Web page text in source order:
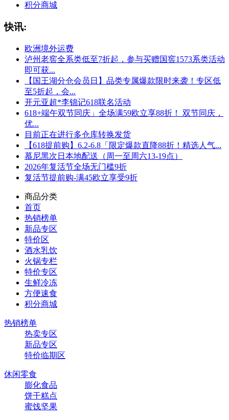
积分商城
快讯:
欧洲境外运费
泸州老窖全系类低至7折起，参与买赠国窖1573系类活动
即可获...
【国王湖分仓会员日】品类专属爆款限时来袭！专区低
至5折起，会...
开元亚超*李锦记618联名活动
618+端午双节同庆」全场满59欧立享88折！ 双节同庆，
优...
目前正在进行多仓库转换发货
【618提前购】6.2-6.8「限定爆款直降88折！精选人气...
慕尼黑次日本地配送（周一至周六13-19点）
2026年复活节全场无门槛9折
复活节提前购-满45欧立享受9折
商品分类
首页
热销榜单
新品专区
特价区
酒水乳饮
火锅专栏
特价专区
生鲜冷冻
方便速食
积分商城
热销榜单
热卖专区
新品专区
特价临期区
休闲零食
膨化食品
饼干糕点
蜜饯坚果